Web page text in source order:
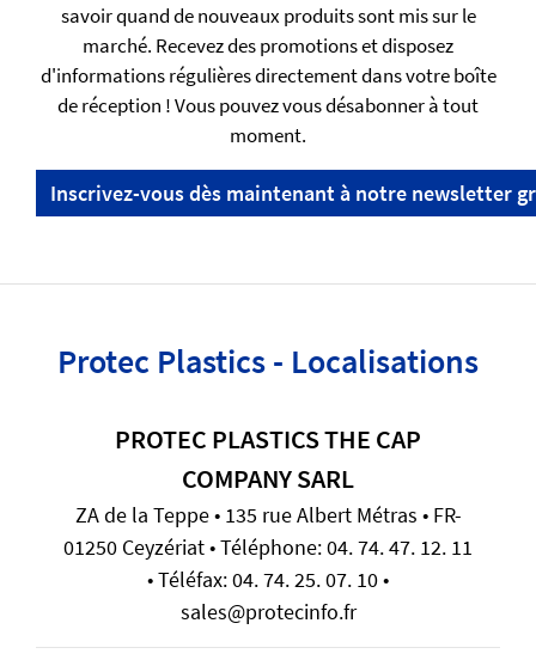
savoir quand de nouveaux produits sont mis sur le
marché. Recevez des promotions et disposez
d'informations régulières directement dans votre boîte
de réception ! Vous pouvez vous désabonner à tout
moment.
Inscrivez-vous dès maintenant à notre newsletter
Protec Plastics - Localisations
PROTEC PLASTICS THE CAP
COMPANY SARL
ZA de la Teppe • 135 rue Albert Métras • FR-
01250 Ceyzériat • Téléphone: 04. 74. 47. 12. 11
• Téléfax: 04. 74. 25. 07. 10 •
sales@protecinfo.fr